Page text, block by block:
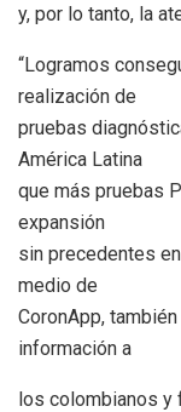
y, por lo tanto, la
“Logramos
realización de
pruebas
América Latina
que más pruebas
expansión
sin precedentes
medio de
CoronApp,
información a
los colombianos y